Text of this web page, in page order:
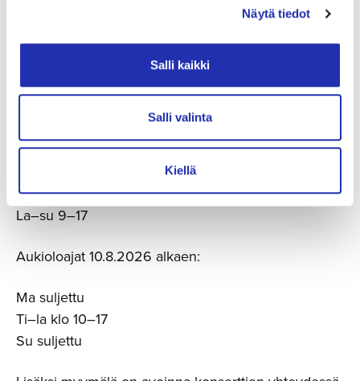
Näytä tiedot
Salli kaikki
Salli valinta
Kiellä
Pe 9–21
La–su 9–17
Aukioloajat 10.8.2026 alkaen:
Ma suljettu
Ti–la klo 10–17
Su suljettu